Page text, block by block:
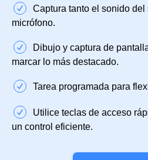
Captura tanto el sonido del
micrófono.
Dibujo y captura de
marcar lo más destacado.
Tarea programada para
Utilice teclas de acceso
un control eficiente.